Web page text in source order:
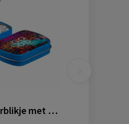
Mini scharnierblikje met vorm pepermunt